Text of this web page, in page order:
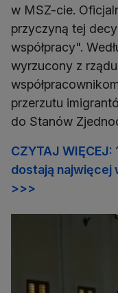
w MSZ-cie.
przyczyną tej
współpracy".
wyrzucony z
przerzutu
do Stanów
CZYTAJ
dostają najwięcej
>>>